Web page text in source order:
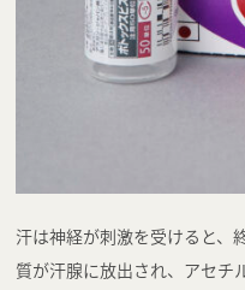
汗は神経が刺激を受けると、
質が汗腺に放出され、アセチ